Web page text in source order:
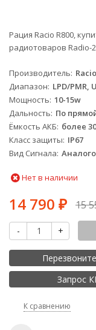
Рация Racio R800,
радиотоваров Radio-
Производитель Racio
Диапазон LPD/PMR,
Мощность 10-15w
Дальность По
Ёмкость АКБ более
Класс защиты IP67
Вид Сигнала
Нет в наличии
14 790 ₽ 15
- +
Запрос
К сравнению